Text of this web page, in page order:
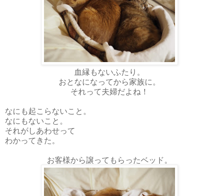
血縁もないふたり。
おとなになってから家族に。
それって夫婦だよね！
なにも起こらないこと。
なにもないこと。
それがしあわせって
わかってきた。
お客様から譲ってもらったベッド。